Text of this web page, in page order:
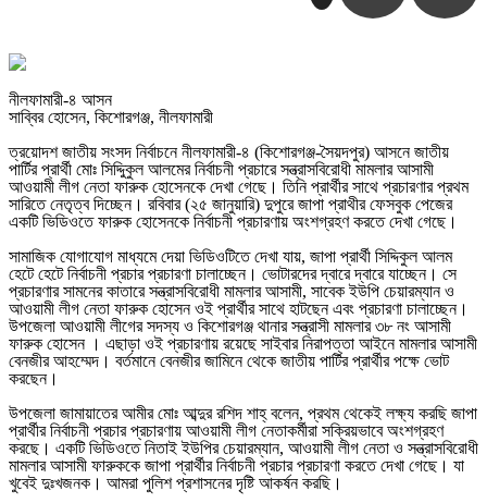
নীলফামারী-৪ আসন
সাব্বির হোসেন, কিশোরগঞ্জ, নীলফামারী
ত্রয়োদশ জাতীয় সংসদ নির্বাচনে নীলফামারী-৪ (কিশোরগঞ্জ-সৈয়দপুর) আসনে জাতীয়
পার্টির প্রার্থী মোঃ সিদ্দিুকুল আলমের নির্বাচনী প্রচারে সন্ত্রাসবিরোধী মামলার আসামী
আওয়ামী লীগ নেতা ফারুক হোসেনকে দেখা গেছে। তিনি প্রার্থীর সাথে প্রচারণার প্রথম
সারিতে নেতৃত্ব দিচ্ছেন। রবিবার (২৫ জানুয়ারি) দুপুরে জাপা প্রাথীর ফেসবুক পেজের
একটি ভিডিওতে ফারুক হোসেনকে নির্বাচনী প্রচারণায় অংশগ্রহণ করতে দেখা গেছে।
সামাজিক যোগাযোগ মাধ্যমে দেয়া ভিডিওটিতে দেখা যায়, জাপা প্রার্থী সিদ্দিকুল আলম
হেটে হেটে নির্বাচনী প্রচার প্রচারণা চালাচ্ছেন। ভোটারদের দ্বারে দ্বারে যাচ্ছেন। সে
প্রচারণার সামনের কাতারে সন্ত্রাসবিরোধী মামলার আসামী, সাবেক ইউপি চেয়ারম্যান ও
আওয়ামী লীগ নেতা ফারুক হোসেন ওই প্রার্থীর সাথে হাটছেন এবং প্রচারণা চালাচ্ছেন।
উপজেলা আওয়ামী লীগের সদস্য ও কিশোরগঞ্জ থানার সন্ত্রাসী মামলার ৩৮ নং আসামী
ফারুক হোসেন । এছাড়া ওই প্রচারণায় রয়েছে সাইবার নিরাপত্তা আইনে মামলার আসামী
বেনজীর আহম্মেদ। বর্তমানে বেনজীর জামিনে থেকে জাতীয় পার্টির প্রার্থীর পক্ষে ভোট
করছেন।
উপজেলা জামায়াতের আমীর মোঃ আব্দুর রশিদ শাহ্ বলেন, প্রথম থেকেই লক্ষ্য করছি জাপা
প্রার্থীর নির্বাচনী প্রচার প্রচারণায় আওয়ামী লীগ নেতাকর্মীরা সক্রিয়ভাবে অংশগ্রহণ
করছে। একটি ভিডিওতে নিতাই ইউপির চেয়ারম্যান, আওয়ামী লীগ নেতা ও সন্ত্রাসবিরোধী
মামলার আসামী ফারুককে জাপা প্রার্থীর নির্বাচনী প্রচার প্রচারণা করতে দেখা গেছে। যা
খুবেই দুঃখজনক। আমরা পুলিশ প্রশাসনের দৃষ্টি আকর্ষন করছি।